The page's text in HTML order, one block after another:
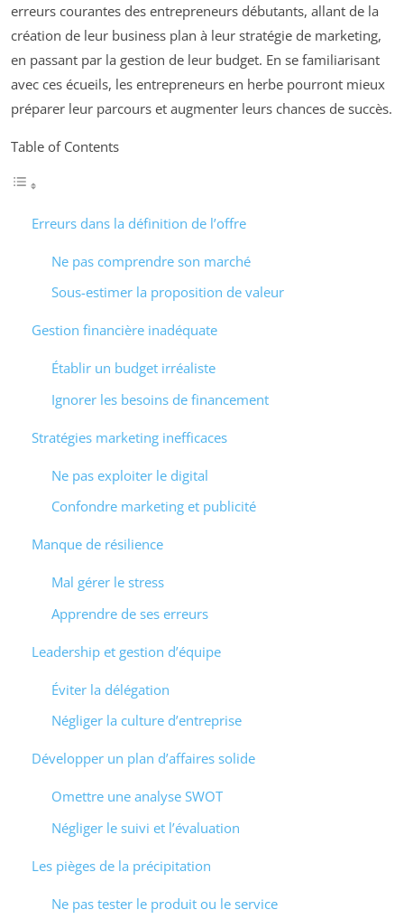
erreurs courantes des entrepreneurs débutants, allant de la
création de leur business plan à leur stratégie de marketing,
en passant par la gestion de leur budget. En se familiarisant
avec ces écueils, les entrepreneurs en herbe pourront mieux
préparer leur parcours et augmenter leurs chances de succès.
Table of Contents
Erreurs dans la définition de l’offre
Ne pas comprendre son marché
Sous-estimer la proposition de valeur
Gestion financière inadéquate
Établir un budget irréaliste
Ignorer les besoins de financement
Stratégies marketing inefficaces
Ne pas exploiter le digital
Confondre marketing et publicité
Manque de résilience
Mal gérer le stress
Apprendre de ses erreurs
Leadership et gestion d’équipe
Éviter la délégation
Négliger la culture d’entreprise
Développer un plan d’affaires solide
Omettre une analyse SWOT
Négliger le suivi et l’évaluation
Les pièges de la précipitation
Ne pas tester le produit ou le service